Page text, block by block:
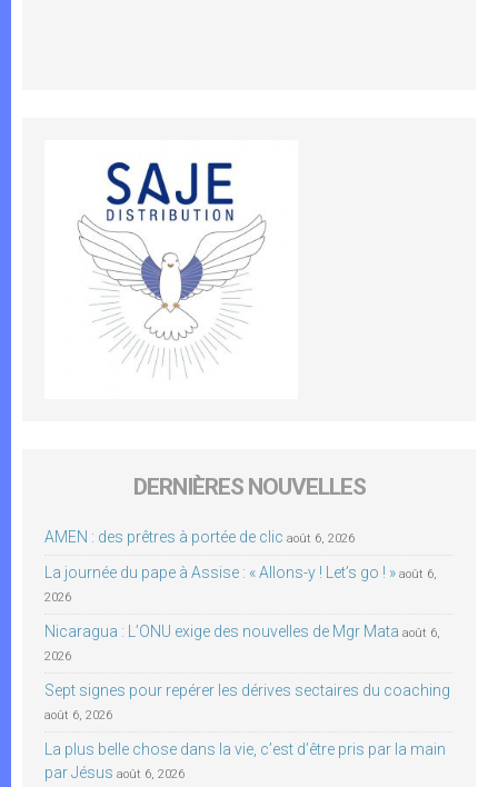
DERNIÈRES NOUVELLES
AMEN : des prêtres à portée de clic août 6, 2026
La journée du pape à Assise : « Allons-y ! Let’s go ! » août 6,
2026
Nicaragua : L’ONU exige des nouvelles de Mgr Mata août 6,
2026
Sept signes pour repérer les dérives sectaires du coaching
août 6, 2026
La plus belle chose dans la vie, c’est d’être pris par la main
par Jésus août 6, 2026